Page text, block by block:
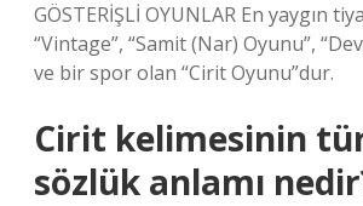
GÖSTERİŞLİ OYUNLAR En yaygın
“Vintage”, “Samit (Nar) Oyunu”,
ve bir spor olan “Cirit Oyunu”dur.
Cirit kelimesinin
sözlük anlamı